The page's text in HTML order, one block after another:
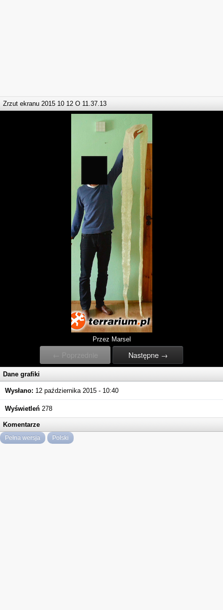
Zrzut ekranu 2015 10 12 O 11.37.13
Przez Marsel
← Poprzednie Następne →
Dane grafiki
Wysłano: 12 października 2015 - 10:40
Wyświetleń 278
Komentarze
Pełna wersja Polski